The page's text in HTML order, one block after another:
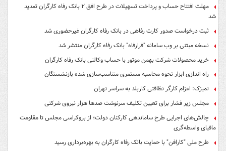
مهلت افتتاح حساب و پرداخت تسهیلات در طرح افق ۲ بانک رفاه کارگران تمدید
شد
ثبت درخواست صدور کارت رفاهی در بانک رفاه کارگران غیرحضوری شد
نسخه مبتنی بر وب سامانه "فرارفاه" بانک رفاه کارگران منتشر شد
خرید محصولات شرکت بهمن موتور با حساب وکالتی بانک رفاه کارگران
راه اندازی ابزار نحوه محاسبه مستمری متناسب‌سازی شده بازنشستگان
تمیزک: اعزام کارگر نظافتی کاربلد به سراسر تهران
مجلس زیر فشار برای تعیین تکلیف سرنوشت صدها هزار نیروی شرکتی
چالش‌های اجرایی طرح ساماندهی کارکنان دولت؛ از بروکراسی مجلس تا مقاومت
مافیای واسطه‌گری
طرح ملی "کارافن" با حمایت بانک رفاه کارگران به بهره‌برداری رسید